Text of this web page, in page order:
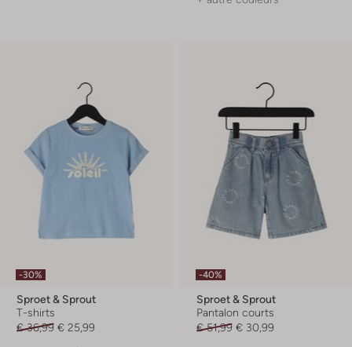
-30%
Sproet & Sprout
T-shirts
€ 36,99 € 25,99
-40%
Sproet & Sprout
Pantalon courts
€ 51,99 € 30,99